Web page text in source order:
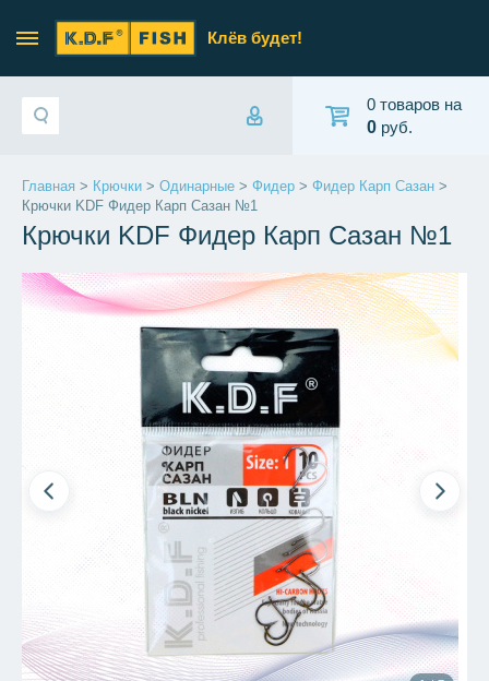
Клёв будет!
0 товаров на
0 руб.
Главная > Крючки > Одинарные > Фидер > Фидер Карп Сазан >
Крючки KDF Фидер Карп Сазан №1
Крючки KDF Фидер Карп Сазан №1